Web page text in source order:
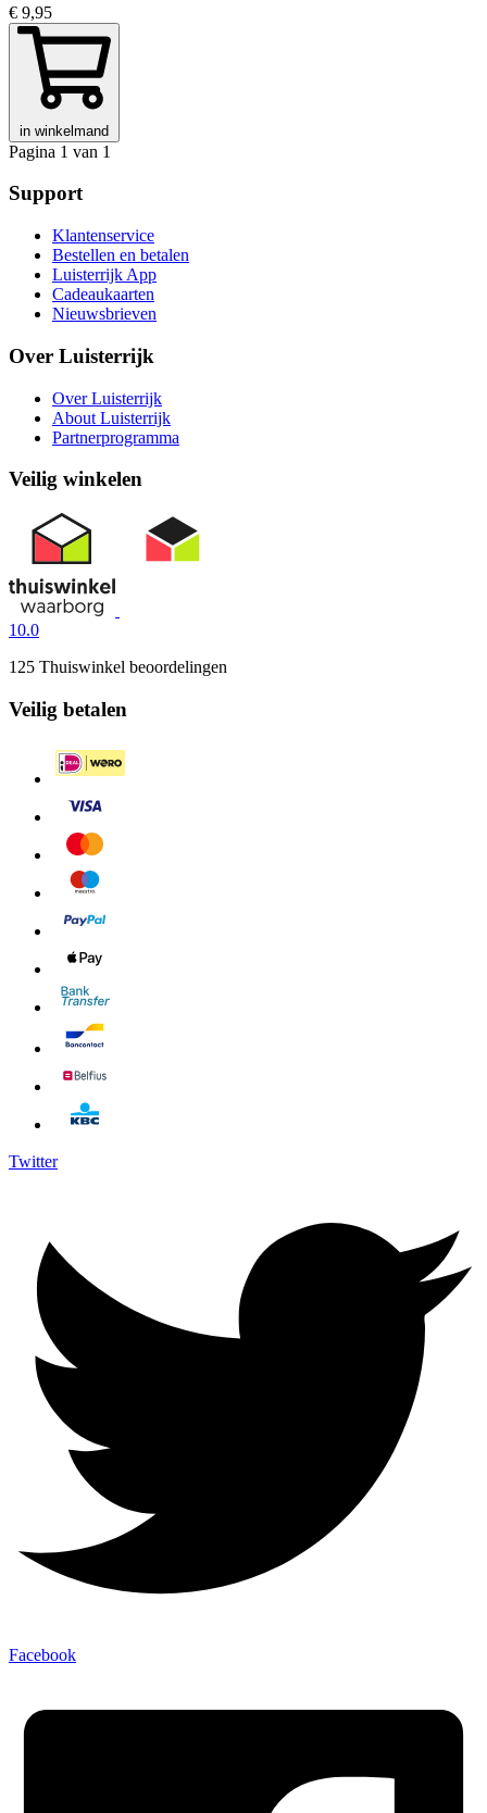
€ 9,95
in winkelmand
Pagina 1 van 1
Support
Klantenservice
Bestellen en betalen
Luisterrijk App
Cadeaukaarten
Nieuwsbrieven
Over Luisterrijk
Over Luisterrijk
About Luisterrijk
Partnerprogramma
Veilig winkelen
10.0
125 Thuiswinkel beoordelingen
Veilig betalen
Twitter
Facebook